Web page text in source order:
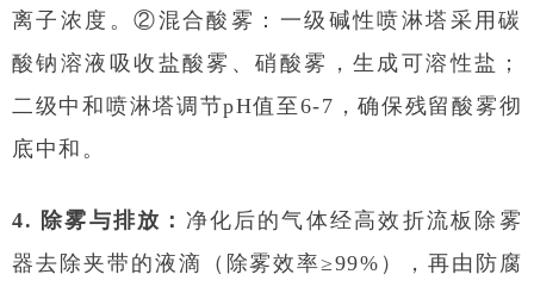
离子浓度。②混合酸雾：一级碱性喷淋塔采用碳
酸钠溶液吸收盐酸雾、硝酸雾，生成可溶性盐；
二级中和喷淋塔调节pH值至6-7，确保残留酸雾彻
底中和。
4. 除雾与排放： 净化后的气体经高效折流板除雾
器去除夹带的液滴（除雾效率≥99%），再由防腐